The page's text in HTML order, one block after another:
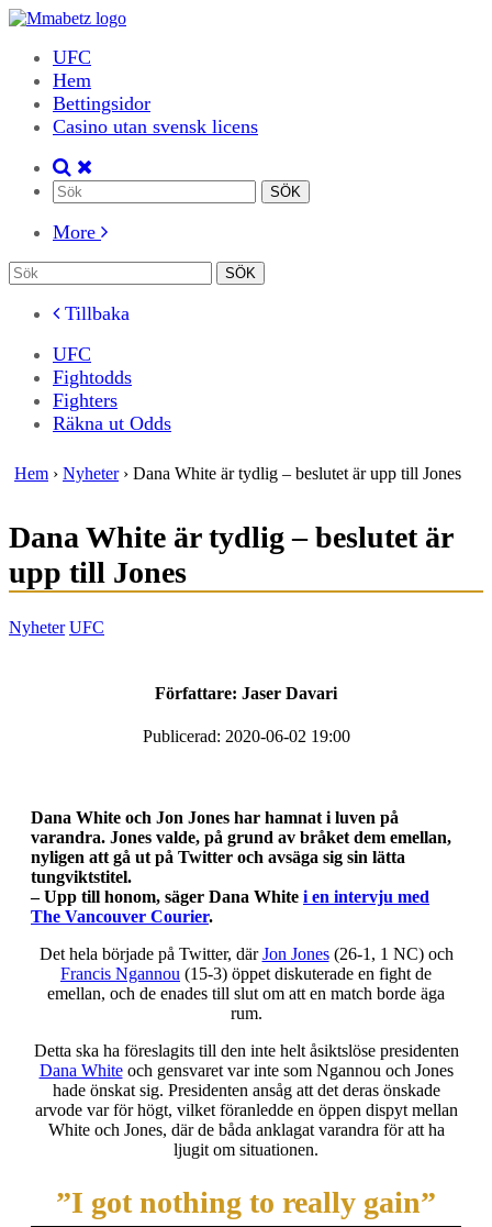
UFC
Hem
Bettingsidor
Casino utan svensk licens
More
Tillbaka
UFC
Fightodds
Fighters
Räkna ut Odds
Hem › Nyheter› Dana White är tydlig – beslutet är upp till Jones
Dana White är tydlig – beslutet är
upp till Jones
Nyheter UFC
Författare: Jaser Davari
Publicerad: 2020-06-02 19:00
Dana White och Jon Jones har hamnat i luven på
varandra. Jones valde, på grund av bråket dem emellan,
nyligen att gå ut på Twitter och avsäga sig sin lätta
tungviktstitel.
– Upp till honom, säger Dana White i en intervju med
The Vancouver Courier.
Det hela började på Twitter, därJon Jones(26-1, 1 NC) och
Francis Ngannou (15-3) öppet diskuterade en fight de
emellan, och de enades till slut om att en match borde äga
rum.
Detta ska ha föreslagits till den inte helt åsiktslöse presidenten
Dana Whiteoch gensvaret var inte som Ngannou och Jones
hade önskat sig. Presidenten ansåg att det deras önskade
arvode var för högt, vilket föranledde en öppen dispyt mellan
White och Jones, där de båda anklagat varandra för att ha
ljugit om situationen.
”I got nothing to really gain”